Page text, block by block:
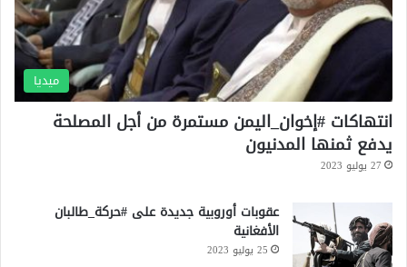
ميديا
انتهاكات #إخوان_اليمن مستمرة من أجل المصلحة
يدفع ثمنها المدنيون
27 يوليو 2023
عقوبات أوروبية جديدة على #حركة_طالبان
الأفغانية
25 يوليو 2023